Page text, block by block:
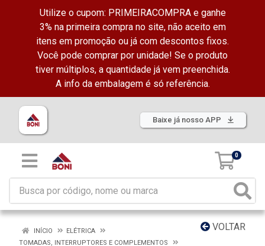
Utilize o cupom: PRIMEIRACOMPRA e ganhe
3% na primeira compra no site, não aceito em
itens em promoção ou já com descontos fixos.
Você pode comprar por unidade! Se o produto
tiver múltiplos, a quantidade já vem preenchida.
A info da embalagem é só referência.
Baixe já nosso APP
0
VOLTAR
INÍCIO
ELÉTRICA
TOMADAS, INTERRUPTORES E COMPLEMENTOS